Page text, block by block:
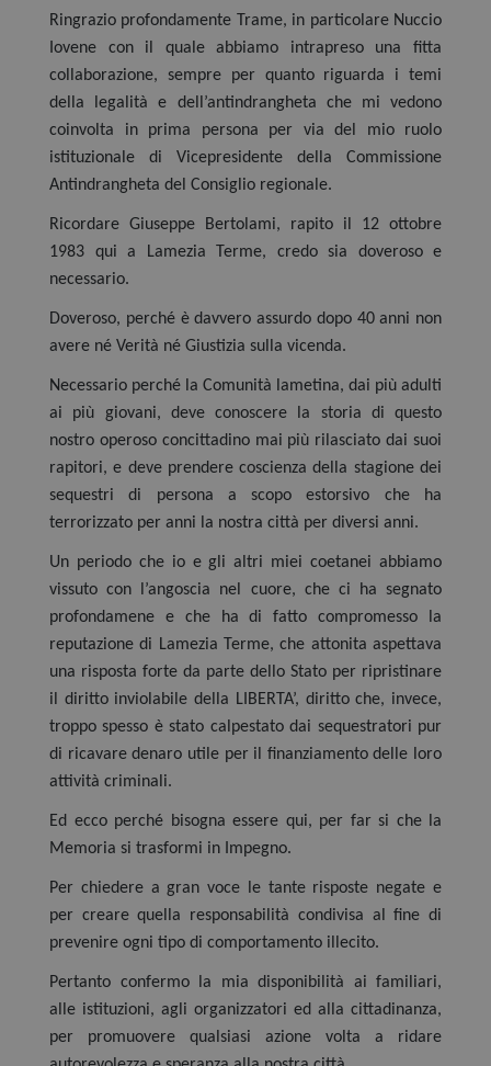
Ringrazio profondamente Trame, in particolare Nuccio
Iovene con il quale abbiamo intrapreso una fitta
collaborazione, sempre per quanto riguarda i temi
della legalità e dell’antindrangheta che mi vedono
coinvolta in prima persona per via del mio ruolo
istituzionale di Vicepresidente della Commissione
Antindrangheta del Consiglio regionale.
Ricordare Giuseppe Bertolami, rapito il 12 ottobre
1983 qui a Lamezia Terme, credo sia doveroso e
necessario.
Doveroso, perché è davvero assurdo dopo 40 anni non
avere né Verità né Giustizia sulla vicenda.
Necessario perché la Comunità lametina, dai più adulti
ai più giovani, deve conoscere la storia di questo
nostro operoso concittadino mai più rilasciato dai suoi
rapitori, e deve prendere coscienza della stagione dei
sequestri di persona a scopo estorsivo che ha
terrorizzato per anni la nostra città per diversi anni.
Un periodo che io e gli altri miei coetanei abbiamo
vissuto con l’angoscia nel cuore, che ci ha segnato
profondamene e che ha di fatto compromesso la
reputazione di Lamezia Terme, che attonita aspettava
una risposta forte da parte dello Stato per ripristinare
il diritto inviolabile della LIBERTA’, diritto che, invece,
troppo spesso è stato calpestato dai sequestratori pur
di ricavare denaro utile per il finanziamento delle loro
attività criminali.
Ed ecco perché bisogna essere qui, per far si che la
Memoria si trasformi in Impegno.
Per chiedere a gran voce le tante risposte negate e
per creare quella responsabilità condivisa al fine di
prevenire ogni tipo di comportamento illecito.
Pertanto confermo la mia disponibilità ai familiari,
alle istituzioni, agli organizzatori ed alla cittadinanza,
per promuovere qualsiasi azione volta a ridare